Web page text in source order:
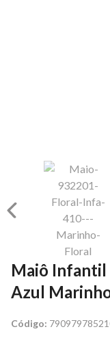
Maiô Infantil
Azul
Código: